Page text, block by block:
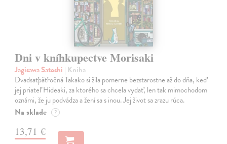
Dni v kníhkupectve Morisaki
Jagisawa Satoshi | Kniha
Dvadsaťpäťročná Takako si žila pomerne bezstarostne až do dňa, keď
jej priateľ Hideaki, za ktorého sa chcela vydať, len tak mimochodom
oznámi, že ju podvádza a žení sa s inou. Jej život sa zrazu rúca.
Na sklade ?
13,71 €